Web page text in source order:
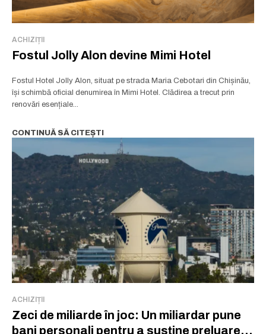
ACHIZIȚII
Fostul Jolly Alon devine Mimi Hotel
Fostul Hotel Jolly Alon, situat pe strada Maria Cebotari din Chișinău,
își schimbă oficial denumirea în Mimi Hotel. Clădirea a trecut prin
renovări esențiale...
CONTINUĂ SĂ CITEȘTI
ACHIZIȚII
Zeci de miliarde în joc: Un miliardar pune
bani personali pentru a susține preluarea